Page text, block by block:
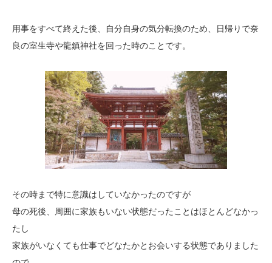
用事をすべて終えた後、自分自身の気分転換のため、日帰りで奈
良の室生寺や龍鎮神社を回った時のことです。
その時まで特に意識はしていなかったのですが
母の死後、周囲に家族もいない状態だったことはほとんどなかっ
たし
家族がいなくても仕事でどなたかとお会いする状態でありました